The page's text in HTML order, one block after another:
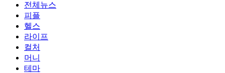
전체뉴스
피플
헬스
라이프
컬처
머니
테마